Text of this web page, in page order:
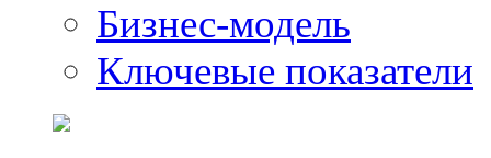
Бизнес-модель
Ключевые показатели